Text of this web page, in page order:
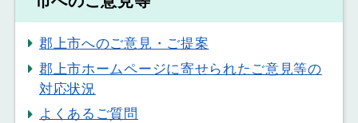
郡上市へのご意見・ご提案
郡上市ホームページに寄せられたご意見等の
対応状況
よくあるご質問